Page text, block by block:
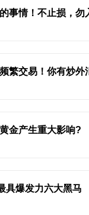
事情！不止损，勿
繁交易！你有炒外
金产生重大影响?
具爆发力六大黑马